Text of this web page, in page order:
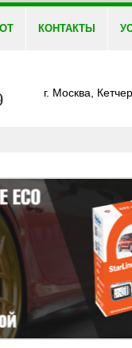
КОНТАКТЫ
г. Москва,